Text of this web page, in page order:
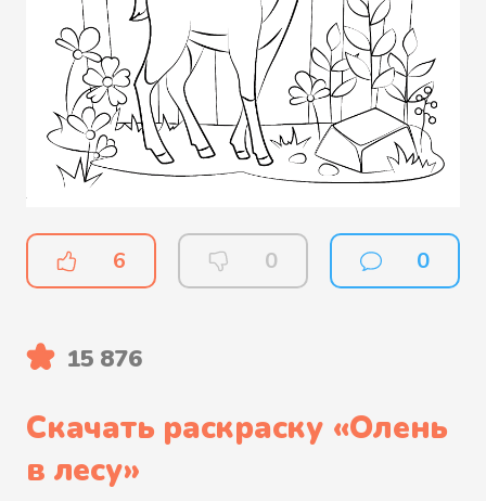
6 0 0
15 876
Скачать раскраску «Олень
в лесу»